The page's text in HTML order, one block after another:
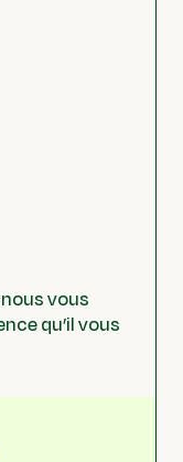
vous
qu’il vous